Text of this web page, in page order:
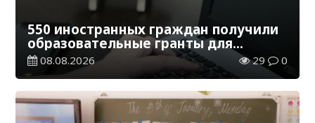
550 иностранных граждан получили
образовательные гранты для
обучения в Казахстане
08.08.2026 29 0